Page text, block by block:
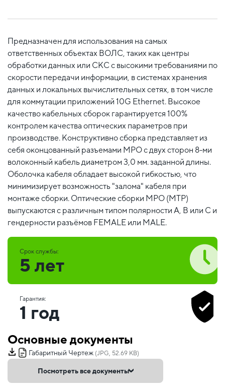
Предназначен для использования на самых
ответственных объектах ВОЛС, таких как центры
обработки данных или СКС с высокими требованиями по
скорости передачи информации, в системах хранения
данных и локальных вычислительных сетях, в том числе
для коммутации приложений 10G Ethernet. Высокое
качество кабельных сборок гарантируется 100%
контролем качества оптических параметров при
производстве. Конструктивно сборка представляет из
себя оконцованный разъемами MPO c двух сторон 8-ми
волоконный кабель диаметром 3,0 мм. заданной длины.
Оболочка кабеля обладает высокой гибкостью, что
минимизирует возможность "залома" кабеля при
монтаже сборки. Оптические сборки MPO (MTP)
выпускаются с различным типом полярности А, В или С и
гендерности разъёмов FEMALE или MALE.
Срок службы:
5 лет
Гарантия:
1 год
Основные документы
Габаритный Чертеж (JPG, 52.69 KB)
Посмотреть все документы